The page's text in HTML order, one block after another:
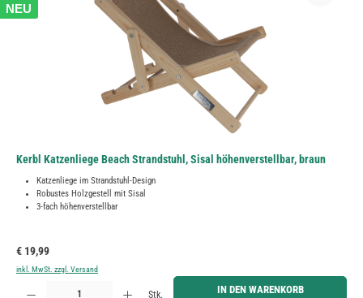
NEU
Kerbl Katzenliege Beach Strandstuhl, Sisal höhenverstellbar, braun
Katzenliege im Strandstuhl-Design
Robustes Holzgestell mit Sisal
3-fach höhenverstellbar
Regulärer Preis:
€ 19,99
inkl. MwSt. zzgl. Versand
Produkt Anzahl: Gib den gewünschten Wert ein oder benutze die Schaltflächen um die Anzahl zu
Stk. IN DEN WARENKORB